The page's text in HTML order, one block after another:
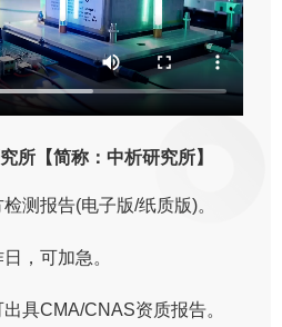
所【简称：中析研究所】
测报告(电子版/纸质版)。
，可加急。
具CMA/CNAS资质报告。